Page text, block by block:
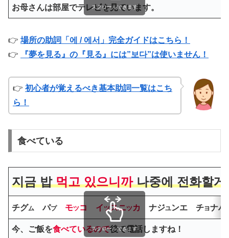
お母さんは部屋でテレビを見ています。
スクロールできます
👉 場所の助詞「에 / 에서」完全ガイドはこちら！
👉
『夢を見る』の『見る』には”보다”は使いません！
👉 初心者が覚えるべき基本助詞一覧はこち
ら！
食べている
지금 밥먹고 있으니까나중에 전화할게
チグム パプ モツコ イ ツスニツ カ ナジユンエ チヨナハ
今、ご飯を食べているので後で電話しますね！
スクロールできます